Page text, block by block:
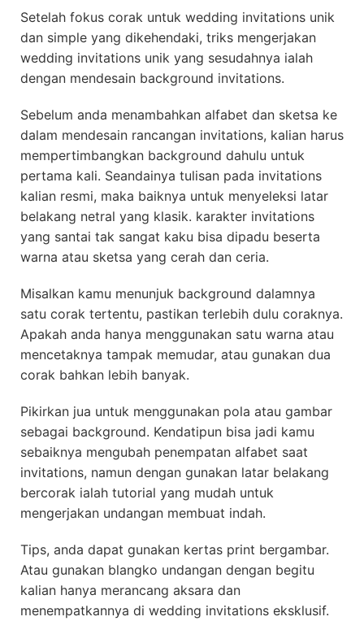
Setelah fokus corak untuk wedding invitations unik
dan simple yang dikehendaki, triks mengerjakan
wedding invitations unik yang sesudahnya ialah
dengan mendesain background invitations.
Sebelum anda menambahkan alfabet dan sketsa ke
dalam mendesain rancangan invitations, kalian harus
mempertimbangkan background dahulu untuk
pertama kali. Seandainya tulisan pada invitations
kalian resmi, maka baiknya untuk menyeleksi latar
belakang netral yang klasik. karakter invitations
yang santai tak sangat kaku bisa dipadu beserta
warna atau sketsa yang cerah dan ceria.
Misalkan kamu menunjuk background dalamnya
satu corak tertentu, pastikan terlebih dulu coraknya.
Apakah anda hanya menggunakan satu warna atau
mencetaknya tampak memudar, atau gunakan dua
corak bahkan lebih banyak.
Pikirkan jua untuk menggunakan pola atau gambar
sebagai background. Kendatipun bisa jadi kamu
sebaiknya mengubah penempatan alfabet saat
invitations, namun dengan gunakan latar belakang
bercorak ialah tutorial yang mudah untuk
mengerjakan undangan membuat indah.
Tips, anda dapat gunakan kertas print bergambar.
Atau gunakan blangko undangan dengan begitu
kalian hanya merancang aksara dan
menempatkannya di wedding invitations eksklusif.